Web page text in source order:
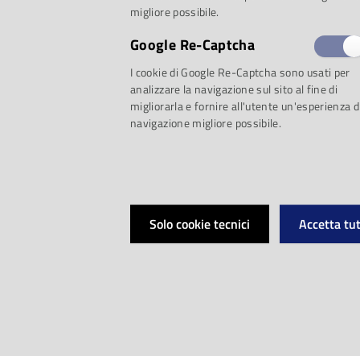
Radiohead: storie,
La filosofia dei
tecnica, anima /
Nell'universo
migliore possibile.
Google Re-Captcha
I cookie di Google Re-Captcha sono usati per
analizzare la navigazione sul sito al fine di
migliorarla e fornire all'utente un'esperienza
navigazione migliore possibile.
Solo cookie tecnici Accetta